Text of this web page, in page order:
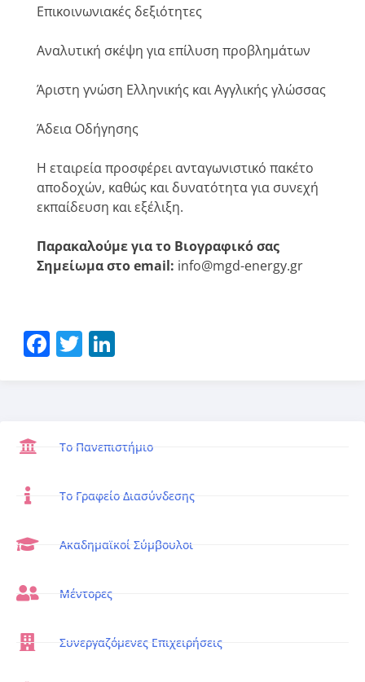
Επικοινωνιακές δεξιότητες
Αναλυτική σκέψη για επίλυση προβλημάτων
Άριστη γνώση Ελληνικής και Αγγλικής γλώσσας
Άδεια Οδήγησης
Η εταιρεία προσφέρει ανταγωνιστικό πακέτο
αποδοχών, καθώς και δυνατότητα για συνεχή
εκπαίδευση και εξέλιξη.
Παρακαλούμε για το Βιογραφικό σας
Σημείωμα στο email: info@mgd-energy.gr
Facebook
Twitter
Το Πανεπιστήμιο
Το Γραφείο Διασύνδεσης
Ακαδημαϊκοί Σύμβουλοι
Μέντορες
Συνεργαζόμενες Επιχειρήσεις